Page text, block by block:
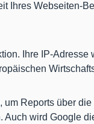
Ihres Webseiten-
Ihre IP-
Reports über
wird Google